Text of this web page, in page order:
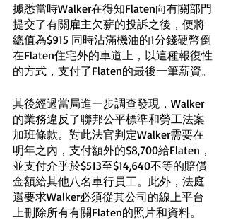
據悉當時Walker在得知Flaten向有關部門
提交了有關雇主欠薪的投訴之後，便將
總值為$915 同時沾滿機油的1分錢硬幣倒
在Flaten住宅外的車道上，以這種報復性
的方式，支付了Flaten的最後一筆薪資。
其後經過當局進一步調查發現，Walker
的業務違反了聯邦公平標準和勞工法案
加班條款。對此法官判定Walker需要在
明年之內，支付額外的$8,700給Flaten，
並支付介乎於$513至$14,640不等的賠償
金額給其他八名車行員工。此外，法庭
還要求Walker必須從其公司的線上平台
上刪除所有有關Flaten的照片和資料。